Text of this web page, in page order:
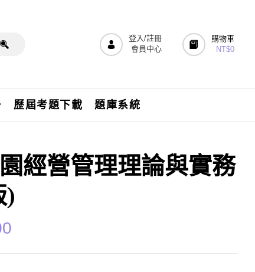
登入/註冊
會員中心
購物車
NT$0
歷屆考題下載 題庫系統
經營管理理論與實務
)